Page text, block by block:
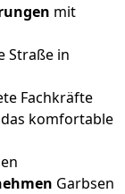
mit
Straße in
Fachkräfte
komfortable
Garbsen